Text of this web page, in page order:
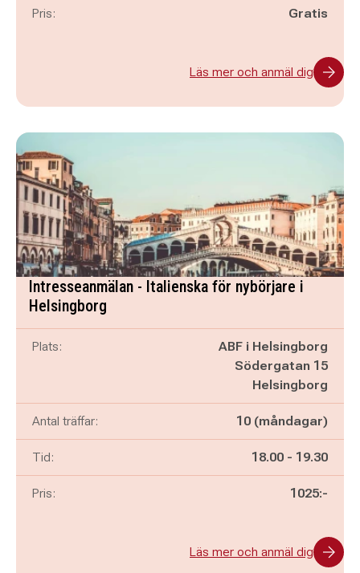
Pris: Gratis
Läs mer och anmäl dig
Intresseanmälan - Italienska för nybörjare i
Helsingborg
Plats:
ABF i Helsingborg
Södergatan 15
Helsingborg
Antal träffar: 10 (måndagar)
Tid: Pågår mellan
18.00 - och
19.30
Pris: 1025:-
Läs mer och anmäl dig